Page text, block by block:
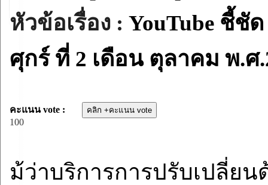
หัวข้อเรื่อง : YouTube ชี้ชั
ศุกร์ ที่ 2 เดือน ตุลาคม พ.ศ
คะแนน vote :
100
ม้ว่าบริการการปรับเปลี่ยน